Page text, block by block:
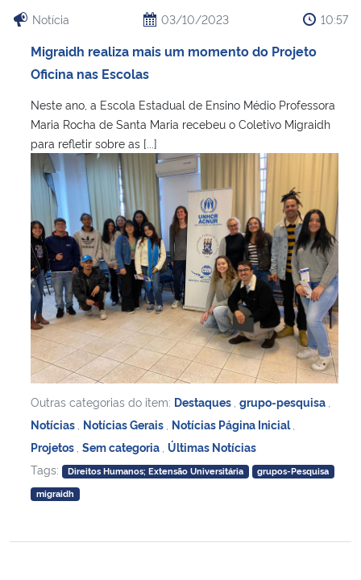
Notícia 03/10/2023 10:57
Migraidh realiza mais um momento do Projeto
Oficina nas Escolas
Neste ano, a Escola Estadual de Ensino Médio Professora
Maria Rocha de Santa Maria recebeu o Coletivo Migraidh
para refletir sobre as [...]
Outras categorias do item: Destaques grupo-pesquisa
Notícias Notícias Gerais Notícias Página Inicial
Projetos Sem categoria Últimas Notícias
Tags:
Direitos Humanos; Extensão Universitária
grupos-Pesquisa
migraidh